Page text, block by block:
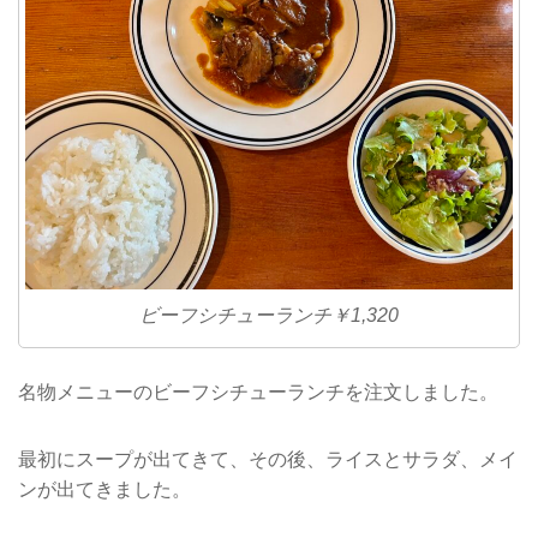
ビーフシチューランチ￥1,320
名物メニューのビーフシチューランチを注文しました。
最初にスープが出てきて、その後、ライスとサラダ、メイ
ンが出てきました。